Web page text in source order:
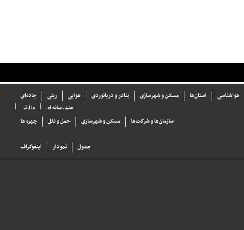
جاده‌ای ریلی هوایی بنادر و دریانوردی مسکن و شهرسازی استان‌ها
هواشناسی
وزارتی
چند رسانه ای
چهره ها حمل و نقل مسکن و شهرسازی سازما‌ن‌ها و شركت‌ها
اینفوگراف نمودار جدول